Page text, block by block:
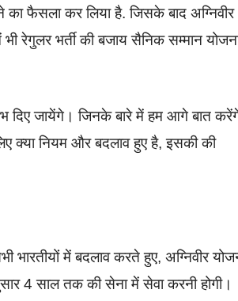
का फैसला कर लिया है. जिसके बाद अग्निवीर
रेगुलर भर्ती की बजाय सैनिक सम्मान
दिए जायेंगे। जिनके बारे में हम आगे बात
क्या नियम और बदलाव हुए है, इसकी की
में बदलाव करते हुए, अग्निवीर
4 साल तक की सेना में सेवा करनी होगी।